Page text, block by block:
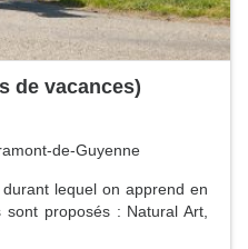
de vacances)
de-Guyenne
lequel on apprend en
proposés : Natural Art,